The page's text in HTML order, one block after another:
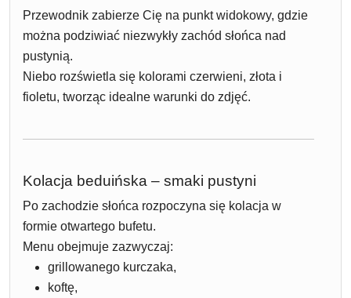
Przewodnik zabierze Cię na punkt widokowy, gdzie
można podziwiać niezwykły zachód słońca nad
pustynią.
Niebo rozświetla się kolorami czerwieni, złota i
fioletu, tworząc idealne warunki do zdjęć.
Kolacja beduińska – smaki pustyni
Po zachodzie słońca rozpoczyna się kolacja w
formie otwartego bufetu.
Menu obejmuje zazwyczaj:
grillowanego kurczaka,
koftę,